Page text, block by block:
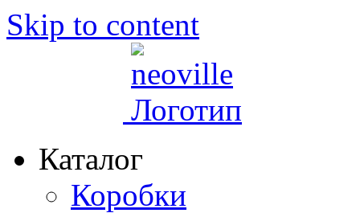
Skip to content
Каталог
Коробки